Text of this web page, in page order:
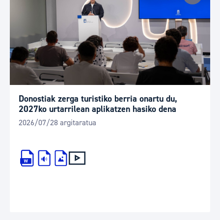
Donostiak zerga turistiko berria onartu du,
2027ko urtarrilean aplikatzen hasiko dena
2026/07/28 argitaratua